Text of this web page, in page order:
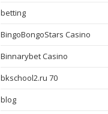
betting
BingoBongoStars Casino
Binnarybet Casino
bkschool2.ru 70
blog